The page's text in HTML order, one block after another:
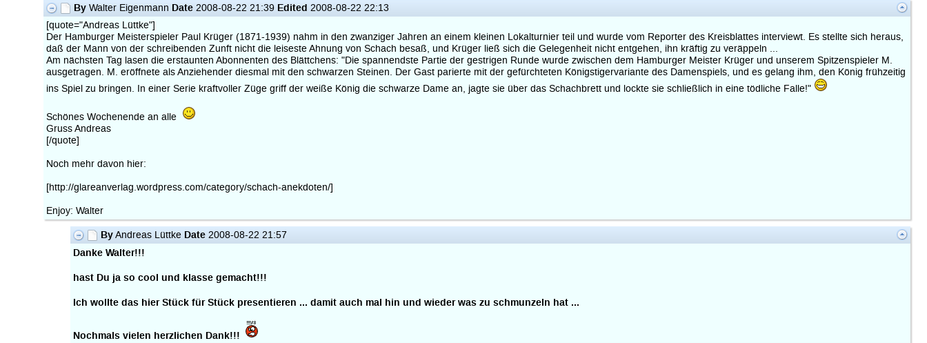
By Walter Eigenmann Date 2008-08-22 21:39 Edited 2008-08-22 22:13
[quote="Andreas Lüttke"]
Der Hamburger Meisterspieler Paul Krüger (1871-1939) nahm in den zwanziger Jahren an einem kleinen Lokalturnier teil und wurde vom Reporter des Kreisblattes interviewt. Es stellte sich heraus,
daß der Mann von der schreibenden Zunft nicht die leiseste Ahnung von Schach besaß, und Krüger ließ sich die Gelegenheit nicht entgehen, ihn kräftig zu veräppeln ...
Am nächsten Tag lasen die erstaunten Abonnenten des Blättchens: "Die spannendste Partie der gestrigen Runde wurde zwischen dem Hamburger Meister Krüger und unserem Spitzenspieler M.
ausgetragen. M. eröffnete als Anziehender diesmal mit den schwarzen Steinen. Der Gast parierte mit der gefürchteten Königstigervariante des Damenspiels, und es gelang ihm, den König frühzeitig
ins Spiel zu bringen. In einer Serie kraftvoller Züge griff der weiße König die schwarze Dame an, jagte sie über das Schachbrett und lockte sie schließlich in eine tödliche Falle!"
Schönes Wochenende an alle
Gruss Andreas
[/quote]
Noch mehr davon hier:
[http://glareanverlag.wordpress.com/category/schach-anekdoten/]
Enjoy: Walter
ByAndreas Lüttke Date 2008-08-22 21:57
Danke Walter!!!
hast Du ja so cool und klasse gemacht!!!
Ich wollte das hier Stück für Stück presentieren ... damit auch mal hin und wieder was zu schmunzeln hat ...
Nochmals vielen herzlichen Dank!!!